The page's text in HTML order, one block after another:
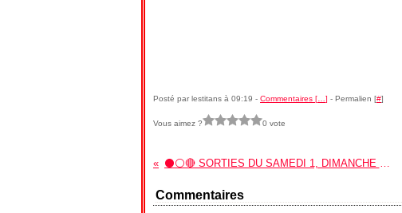
Posté par lestitans à 09:19 - Commentaires [ ] - Permalien [#]
Vous aimez ? 0 vote
⚫⚪🔴 SORTIES DU SAMEDI 1, DIMANCHE 2 ET LUNDI 3 FEVRIER 2025.
Commentaires